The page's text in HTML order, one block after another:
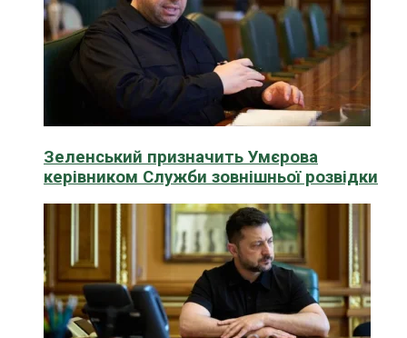
Зеленський призначить Умєрова
керівником Служби зовнішньої розвідки